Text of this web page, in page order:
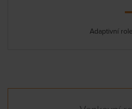
Adaptivní